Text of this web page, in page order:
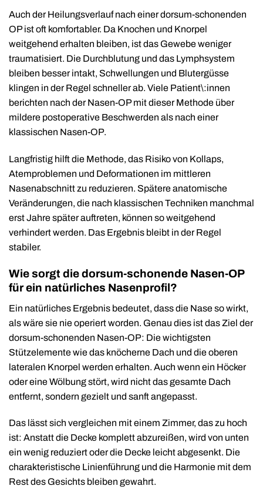
Auch der Heilungsverlauf nach einer dorsum-schonenden
OP ist oft komfortabler. Da Knochen und Knorpel
weitgehend erhalten bleiben, ist das Gewebe weniger
traumatisiert. Die Durchblutung und das Lymphsystem
bleiben besser intakt, Schwellungen und Blutergüsse
klingen in der Regel schneller ab. Viele Patient\:innen
berichten nach der Nasen-OP mit dieser Methode über
mildere postoperative Beschwerden als nach einer
klassischen Nasen-OP.
Langfristig hilft die Methode, das Risiko von Kollaps,
Atemproblemen und Deformationen im mittleren
Nasenabschnitt zu reduzieren. Spätere anatomische
Veränderungen, die nach klassischen Techniken manchmal
erst Jahre später auftreten, können so weitgehend
verhindert werden. Das Ergebnis bleibt in der Regel
stabiler.
Wie sorgt die dorsum-schonende Nasen-OP
für ein natürliches Nasenprofil?
Ein natürliches Ergebnis bedeutet, dass die Nase so wirkt,
als wäre sie nie operiert worden. Genau dies ist das Ziel der
dorsum-schonenden Nasen-OP: Die wichtigsten
Stützelemente wie das knöcherne Dach und die oberen
lateralen Knorpel werden erhalten. Auch wenn ein Höcker
oder eine Wölbung stört, wird nicht das gesamte Dach
entfernt, sondern gezielt und sanft angepasst.
Das lässt sich vergleichen mit einem Zimmer, das zu hoch
ist: Anstatt die Decke komplett abzureißen, wird von unten
ein wenig reduziert oder die Decke leicht abgesenkt. Die
charakteristische Linienführung und die Harmonie mit dem
Rest des Gesichts bleiben gewahrt.